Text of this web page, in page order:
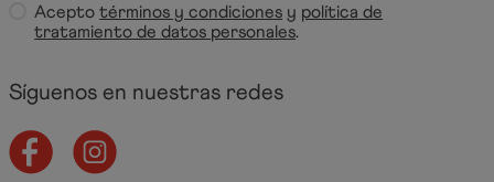
Aceptotérminos y condiciones y política de
tratamiento de datos personales.
Síguenos en nuestras redes